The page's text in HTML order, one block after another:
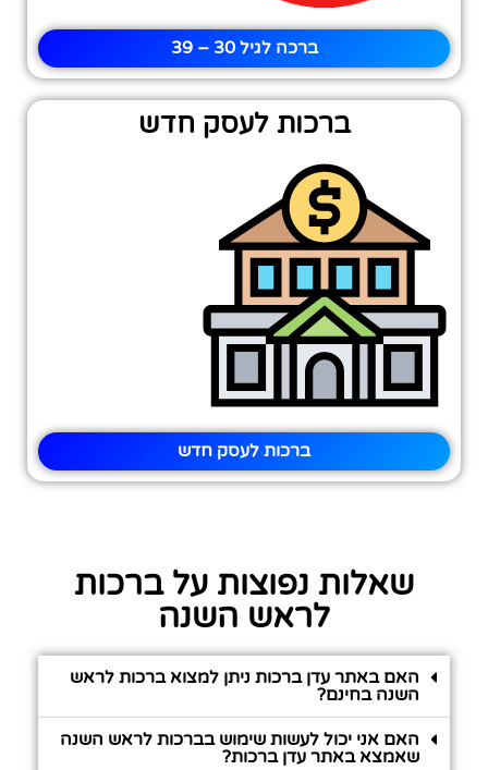
ברכה לגיל 30 – 39
ברכות לעסק חדש
ברכות לעסק חדש
שאלות נפוצות על ברכות
לראש השנה
האם באתר עדן ברכות ניתן למצוא ברכות לראש
השנה בחינם?
האם אני יכול לעשות שימוש בברכות לראש השנה
שאמצא באתר עדן ברכות?